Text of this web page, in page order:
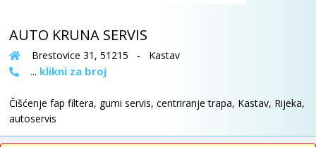
AUTO KRUNA SERVIS
Brestovice 31, 51215 - Kastav
... klikni za broj
Čišćenje fap filtera, gumi servis, centriranje trapa, Kastav, Rijeka,
autoservis